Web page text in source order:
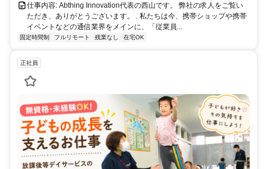
仕事内容: Abthing Innovation代表の西山です。 弊社の求人をご覧い
ただき、ありがとうございます。 . 私たちは今、携帯ショップや携帯
イベントなどの通信業界をメインに、「従業員...
固定時間制 フルリモート 残業なし 在宅OK
正社員